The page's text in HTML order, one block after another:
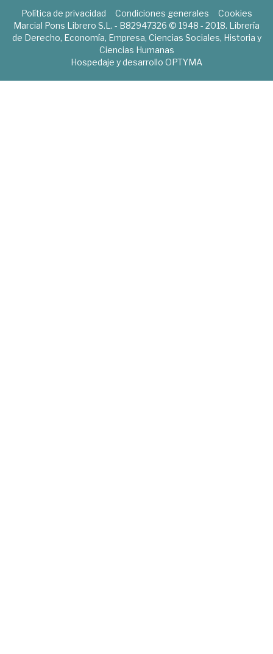
Política de privacidad Condiciones generales
Cookies
Marcial Pons Librero S.L. - B82947326 © 1948 - 2018. Librería
de Derecho, Economía, Empresa, Ciencias Sociales, Historia y
Ciencias Humanas
Hospedaje y desarrollo OPTYMA